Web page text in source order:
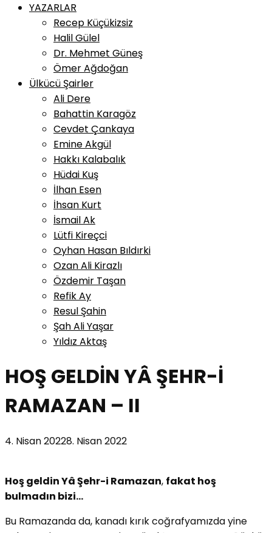
YAZARLAR
Recep Küçükizsiz
Halil Gülel
Dr. Mehmet Güneş
Ömer Ağdoğan
Ülkücü Şairler
Ali Dere
Bahattin Karagöz
Cevdet Çankaya
Emine Akgül
Hakkı Kalabalık
Hüdai Kuş
İlhan Esen
İhsan Kurt
İsmail Ak
Lütfi Kireçci
Oyhan Hasan Bıldırki
Ozan Ali Kirazlı
Özdemir Taşan
Refik Ay
Resul Şahin
Şah Ali Yaşar
Yıldız Aktaş
HOŞ GELDİN YÂ ŞEHR-İ
RAMAZAN – II
4. Nisan 20228. Nisan 2022
Hoş geldinYâ Şehr-i Ramazan, fakat hoş
bulmadın bizi…
Bu Ramazanda da, kanadı kırık coğrafyamızda yine